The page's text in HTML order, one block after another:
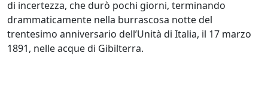
di incertezza, che durò pochi giorni, terminando
drammaticamente nella burrascosa notte del
trentesimo anniversario dell’Unità di Italia, il 17 marzo
1891, nelle acque di Gibilterra.